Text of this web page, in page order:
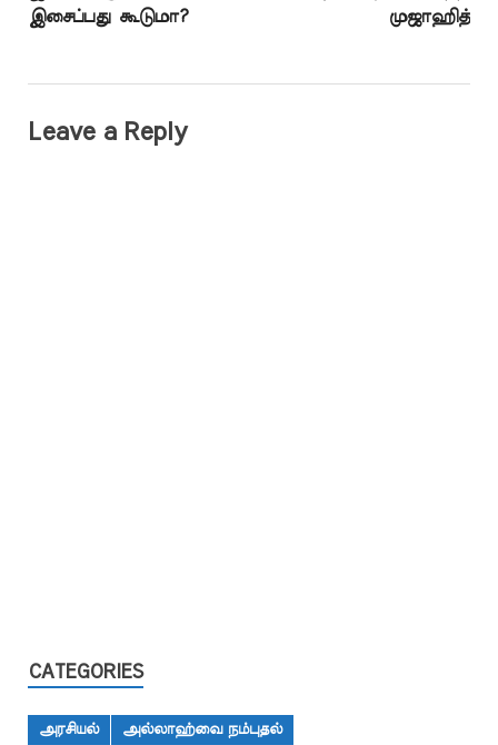
இசைப்பது கூடுமா?
முஜாஹித்
Leave a Reply
CATEGORIES
அரசியல்
அல்லாஹ்வை நம்புதல்